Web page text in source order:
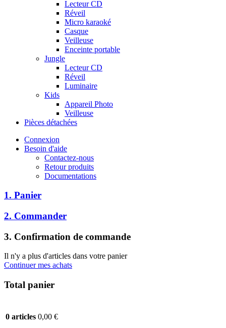
Lecteur CD
Réveil
Micro karaoké
Casque
Veilleuse
Enceinte portable
Jungle
Lecteur CD
Réveil
Luminaire
Kids
Appareil Photo
Veilleuse
Pièces détachées
Connexion
Besoin d'aide
Contactez-nous
Retour produits
Documentations
1. Panier
2. Commander
3. Confirmation de commande
Il n'y a plus d'articles dans votre panier
Continuer mes achats
Total panier
0 articles 0,00 €